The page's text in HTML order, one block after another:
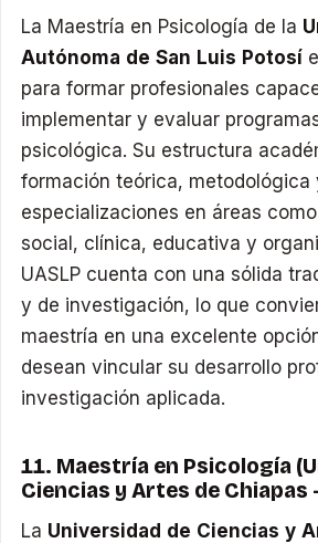
La Maestría en Psicología de la
Autónoma de San Luis Potosí
para formar profesionales
implementar y evaluar
psicológica. Su estructura
formación teórica, metodológica
especializaciones en áreas
social, clínica, educativa y
UASLP cuenta con una sólida
y de investigación, lo que
maestría en una excelente
desean vincular su desarrollo
investigación aplicada.
11. Maestría en Psicología
Ciencias y Artes de Chiapas
La Universidad de Ciencias y